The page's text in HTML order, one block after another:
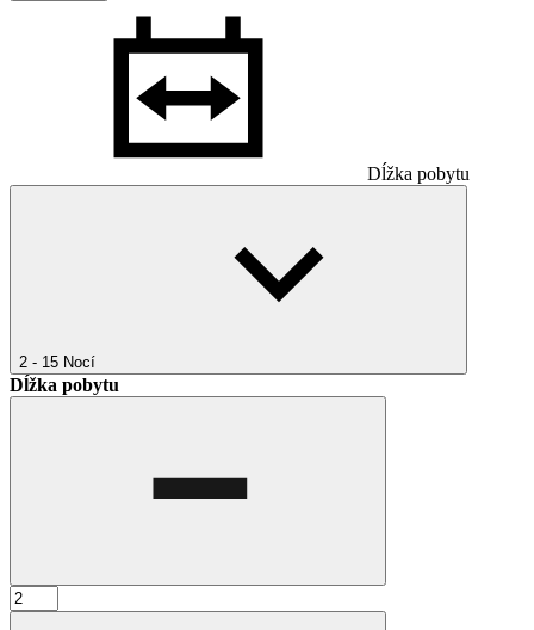
Dĺžka pobytu
2 - 15 Nocí
Dĺžka pobytu